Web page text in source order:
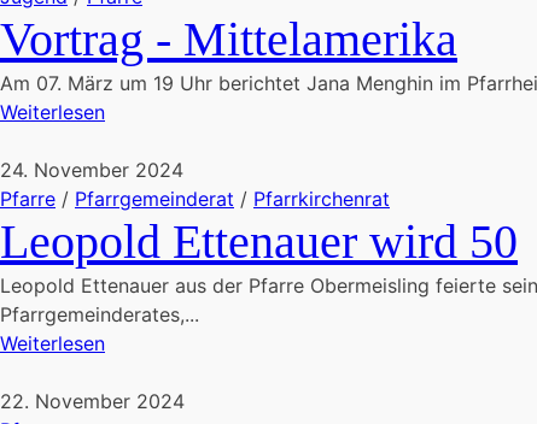
Vortrag - Mittelamerika
Am 07. März um 19 Uhr berichtet Jana Menghin im
Weiterlesen
24. November 2024
Pfarre / Pfarrgemeinderat / Pfarrkirchenrat
Leopold Ettenauer wird 50
Leopold Ettenauer aus der Pfarre Obermeisling feierte
Pfarrgemeinderates,...
Weiterlesen
22. November 2024